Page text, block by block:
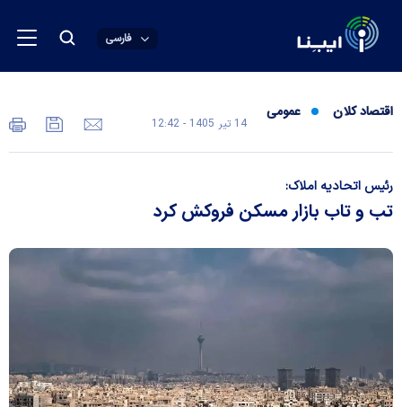
فارسی
اقتصاد کلان عمومی
14 تير 1405 - 12:42
رئیس اتحادیه املاک:
تب و تاب بازار مسکن فروکش کرد